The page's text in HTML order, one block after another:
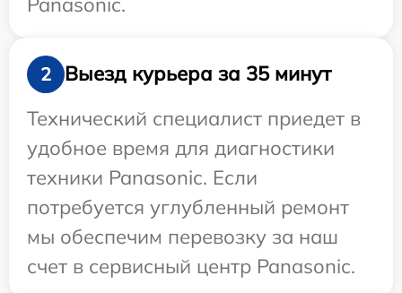
2
Выезд курьера за 35 минут
Технический специалист приедет в
удобное время для диагностики
техники Panasonic. Если
потребуется углубленный ремонт
мы обеспечим перевозку за наш
счет в сервисный центр Panasonic.